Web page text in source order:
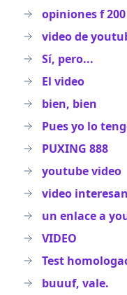
opiniones f 200
video de
Sí, pero...
El video
bien, bien
Pues yo lo
PUXING 888
youtube video
video
un enlace a
VIDEO
Test
buuuf, vale.